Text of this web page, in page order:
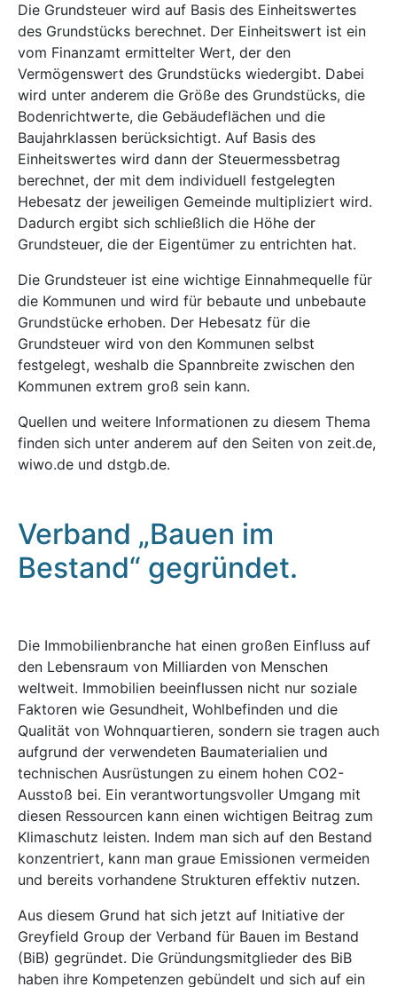
Die Grundsteuer wird auf Basis des Einheitswertes
des Grundstücks berechnet. Der Einheitswert ist ein
vom Finanzamt ermittelter Wert, der den
Vermögenswert des Grundstücks wiedergibt. Dabei
wird unter anderem die Größe des Grundstücks, die
Bodenrichtwerte, die Gebäudeflächen und die
Baujahrklassen berücksichtigt. Auf Basis des
Einheitswertes wird dann der Steuermessbetrag
berechnet, der mit dem individuell festgelegten
Hebesatz der jeweiligen Gemeinde multipliziert wird.
Dadurch ergibt sich schließlich die Höhe der
Grundsteuer, die der Eigentümer zu entrichten hat.
Die Grundsteuer ist eine wichtige Einnahmequelle für
die Kommunen und wird für bebaute und unbebaute
Grundstücke erhoben. Der Hebesatz für die
Grundsteuer wird von den Kommunen selbst
festgelegt, weshalb die Spannbreite zwischen den
Kommunen extrem groß sein kann.
Quellen und weitere Informationen zu diesem Thema
finden sich unter anderem auf den Seiten von zeit.de,
wiwo.de und dstgb.de.
Verband „Bauen im
Bestand“ gegründet.
Die Immobilienbranche hat einen großen Einfluss auf
den Lebensraum von Milliarden von Menschen
weltweit. Immobilien beeinflussen nicht nur soziale
Faktoren wie Gesundheit, Wohlbefinden und die
Qualität von Wohnquartieren, sondern sie tragen auch
aufgrund der verwendeten Baumaterialien und
technischen Ausrüstungen zu einem hohen CO2-
Ausstoß bei. Ein verantwortungsvoller Umgang mit
diesen Ressourcen kann einen wichtigen Beitrag zum
Klimaschutz leisten. Indem man sich auf den Bestand
konzentriert, kann man graue Emissionen vermeiden
und bereits vorhandene Strukturen effektiv nutzen.
Aus diesem Grund hat sich jetzt auf Initiative der
Greyfield Group der Verband für Bauen im Bestand
(BiB) gegründet. Die Gründungsmitglieder des BiB
haben ihre Kompetenzen gebündelt und sich auf ein